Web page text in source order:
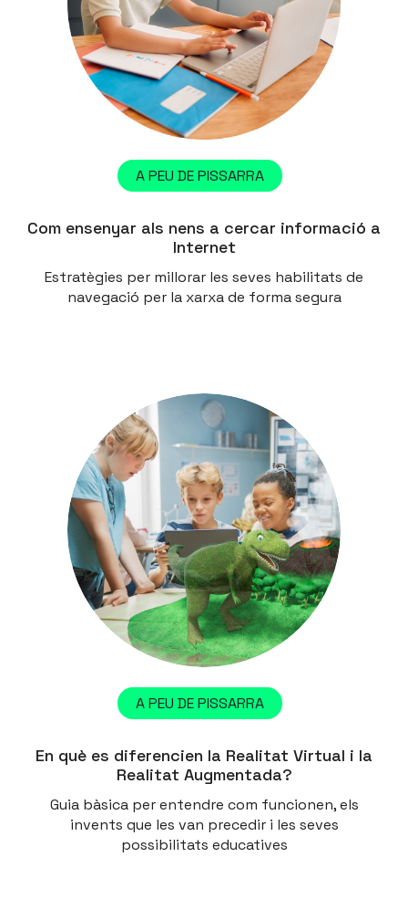
A PEU DE PISSARRA
Com ensenyar als nens a cercar informació a
Internet
Estratègies per millorar les seves habilitats de
navegació per la xarxa de forma segura
A PEU DE PISSARRA
En què es diferencien la Realitat Virtual i la
Realitat Augmentada?
Guia bàsica per entendre com funcionen, els
invents que les van precedir i les seves
possibilitats educatives